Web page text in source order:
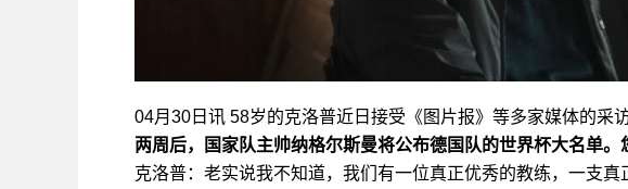
04月30日讯 58岁的克洛普近日接受《图片报》等多家媒体的采
两周后，国家队主帅纳格尔斯曼将公布德国队的世界杯大名单。
克洛普：老实说我不知道，我们有一位真正优秀的教练，一支